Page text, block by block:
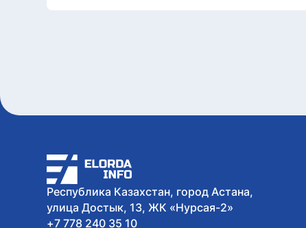
Республика Казахстан, город Астана,
улица Достык, 13, ЖК «Нурсая-2»
+7 778 240 35 10